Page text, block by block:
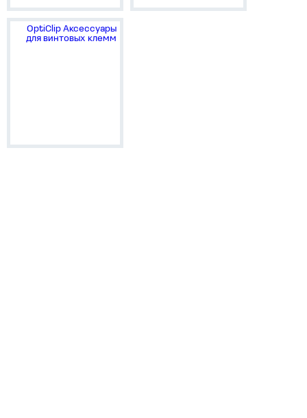
OptiClip Аксессуары
для винтовых клемм